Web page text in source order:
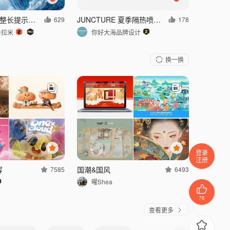
AIGC—一条完整长提示词，让你看懂什么叫真正的控制力
629
米
JUNCTURE 夏季隔热喷雾产品设计
178
你好大海品牌设计
换一换
7585 国潮&国风
6493
曜Shea
查看更多
登录
注册
76